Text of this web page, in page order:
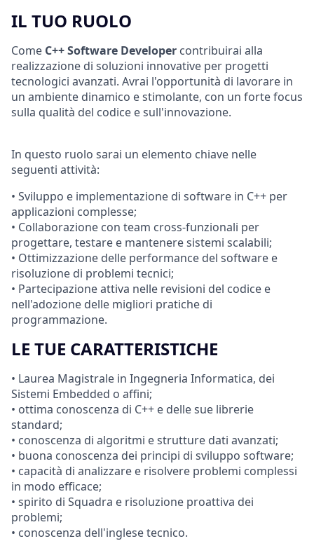
IL TUO RUOLO
Come C++ Software Developer contribuirai alla
realizzazione di soluzioni innovative per progetti
tecnologici avanzati. Avrai l'opportunità di lavorare in
un ambiente dinamico e stimolante, con un forte focus
sulla qualità del codice e sull'innovazione.
In questo ruolo sarai un elemento chiave nelle
seguenti attività:
• Sviluppo e implementazione di software in C++ per
applicazioni complesse;
• Collaborazione con team cross-funzionali per
progettare, testare e mantenere sistemi scalabili;
• Ottimizzazione delle performance del software e
risoluzione di problemi tecnici;
• Partecipazione attiva nelle revisioni del codice e
nell'adozione delle migliori pratiche di
programmazione.
LE TUE CARATTERISTICHE
• Laurea Magistrale in Ingegneria Informatica, dei
Sistemi Embedded o affini;
• ottima conoscenza di C++ e delle sue librerie
standard;
• conoscenza di algoritmi e strutture dati avanzati;
• buona conoscenza dei principi di sviluppo software;
• capacità di analizzare e risolvere problemi complessi
in modo efficace;
• spirito di Squadra e risoluzione proattiva dei
problemi;
• conoscenza dell'inglese tecnico.